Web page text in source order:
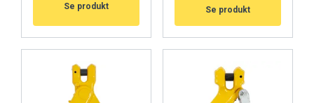
Se produkt Se produkt